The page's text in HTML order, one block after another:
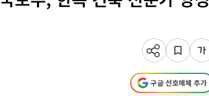
구글 선호매체 추가